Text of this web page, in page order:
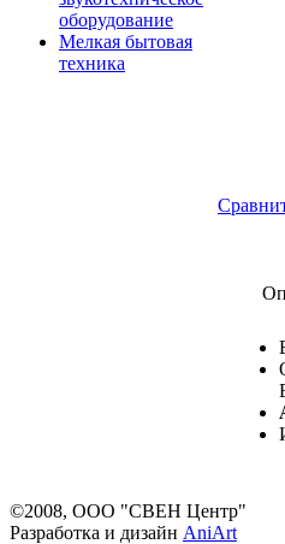
оборудование
Мелкая бытовая
техника
©2008, ООО "СВЕН Центр"
Разработка и дизайн AniArt